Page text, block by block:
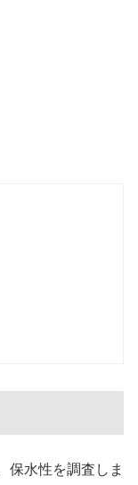
保水性を調査しま